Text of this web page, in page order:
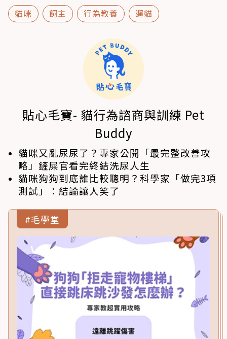
貓咪 飼主 行為教養 遛貓
貼心毛寶- 貓行為諮商與訓練 Pet
Buddy
貓咪又亂尿尿了？專家公開「最完整改善攻
略」鏟屎官看完終結洗尿人生
貓咪狗狗到底誰比較聰明？科學家「做完3項
測試」：結論讓人笑了
#毛學堂